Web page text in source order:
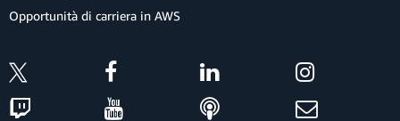
Opportunità di carriera in AWS